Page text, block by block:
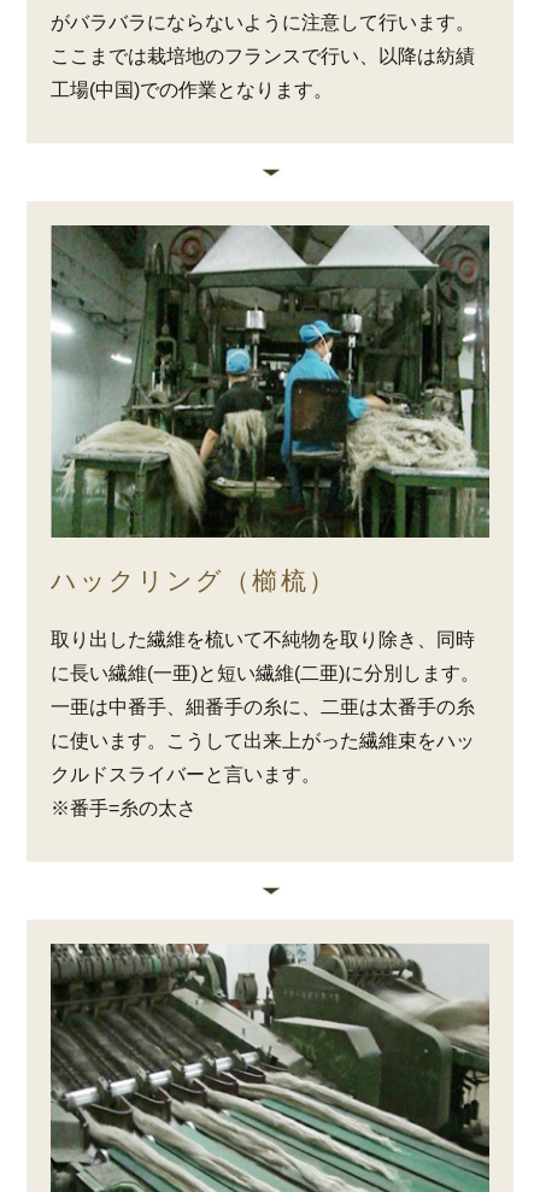
がバラバラにならないように注意して行います。
ここまでは栽培地のフランスで行い、以降は紡績
工場(中国)での作業となります。
ハックリング（櫛梳）
取り出した繊維を梳いて不純物を取り除き、同時
に長い繊維(一亜)と短い繊維(二亜)に分別します。
一亜は中番手、細番手の糸に、二亜は太番手の糸
に使います。こうして出来上がった繊維束をハッ
クルドスライバーと言います。
※番手=糸の太さ